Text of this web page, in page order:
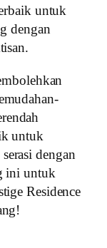
untuk
dengan
untuk
dengan
ini untuk
Residence